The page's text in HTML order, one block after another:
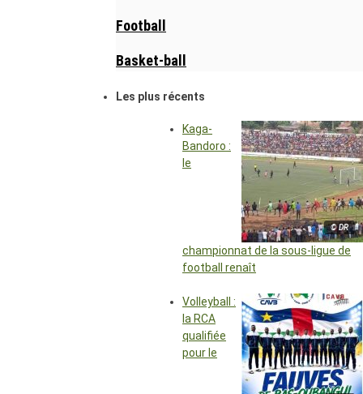
Football
Basket-ball
Les plus récents
© DR
Kaga-
Bandoro :
le
championnat de la sous-ligue de
football renaît
Volleyball :
la RCA
qualifiée
pour le